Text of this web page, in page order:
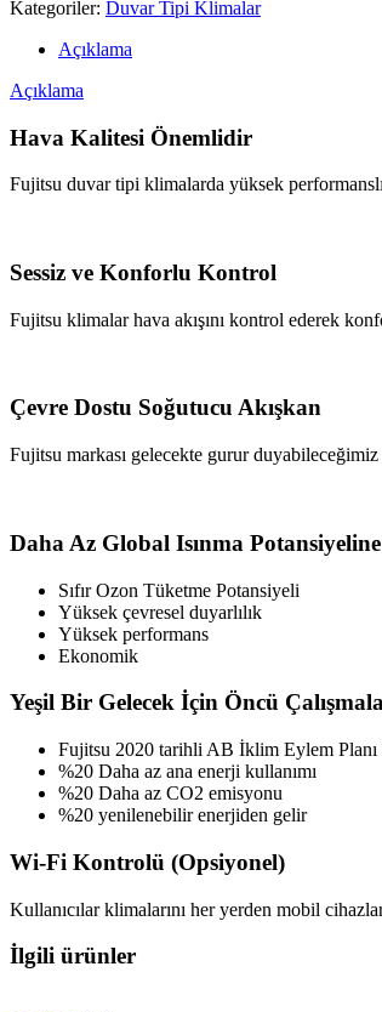
Kategoriler: Duvar Tipi Klimalar
Açıklama
Açıklama
Hava Kalitesi Önemlidir
Fujitsu duvar tipi klimalarda yüksek
Sessiz ve Konforlu Kontrol
Fujitsu klimalar hava akışını kontrol ederek
Çevre Dostu Soğutucu Akışkan
Fujitsu markası gelecekte gurur
Daha Az Global Isınma
Sıfır Ozon Tüketme Potansiyeli
Yüksek çevresel duyarlılık
Yüksek performans
Ekonomik
Yeşil Bir Gelecek İçin Öncü
Fujitsu 2020 tarihli AB İklim Eylem Planı
%20 Daha az ana enerji kullanımı
%20 Daha az CO2 emisyonu
%20 yenilenebilir enerjiden gelir
Wi-Fi Kontrolü (Opsiyonel)
Kullanıcılar klimalarını her yerden mobil
İlgili ürünler